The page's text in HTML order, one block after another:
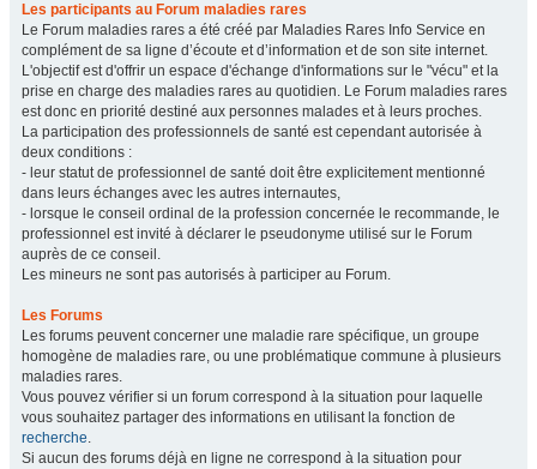
Les participants au Forum maladies rares
Le Forum maladies rares a été créé par Maladies Rares Info Service en
complément de sa ligne d’écoute et d’information et de son site internet.
L'objectif est d'offrir un espace d'échange d'informations sur le "vécu" et la
prise en charge des maladies rares au quotidien. Le Forum maladies rares
est donc en priorité destiné aux personnes malades et à leurs proches.
La participation des professionnels de santé est cependant autorisée à
deux conditions :
- leur statut de professionnel de santé doit être explicitement mentionné
dans leurs échanges avec les autres internautes,
- lorsque le conseil ordinal de la profession concernée le recommande, le
professionnel est invité à déclarer le pseudonyme utilisé sur le Forum
auprès de ce conseil.
Les mineurs ne sont pas autorisés à participer au Forum.
Les Forums
Les forums peuvent concerner une maladie rare spécifique, un groupe
homogène de maladies rare, ou une problématique commune à plusieurs
maladies rares.
Vous pouvez vérifier si un forum correspond à la situation pour laquelle
vous souhaitez partager des informations en utilisant la fonction de
recherche.
Si aucun des forums déjà en ligne ne correspond à la situation pour